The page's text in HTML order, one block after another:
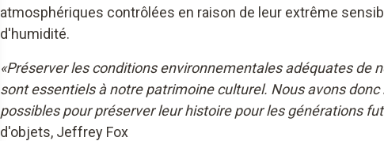
atmosphériques contrôlées en raison de leur extrême
d'humidité.
«Préserver les conditions environnementales adéquates de
sont essentiels à notre patrimoine culturel. Nous avons
possibles pour préserver leur histoire pour les générations
d'objets, Jeffrey Fox